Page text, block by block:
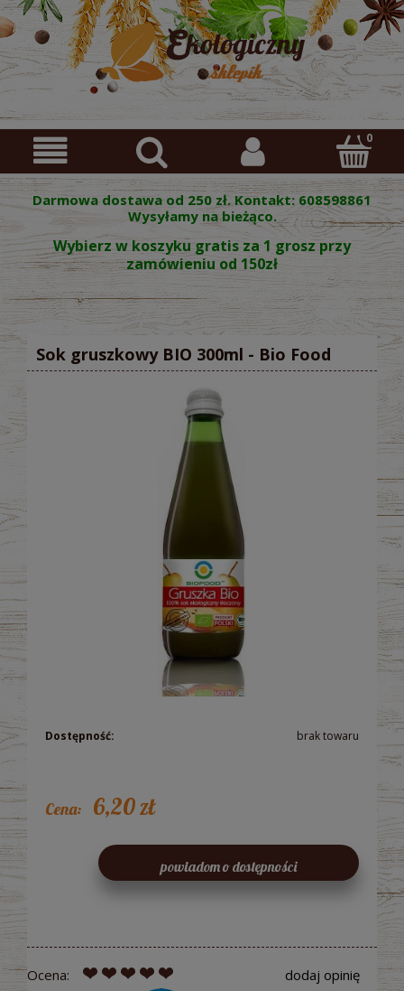
Darmowa dostawa od 250 zł. Kontakt: 608598861
Wysyłamy na bieżąco.
Wybierz w koszyku gratis za 1 grosz przy
zamówieniu od 150zł
Sok gruszkowy BIO 300ml - Bio Food
Dostępność: brak towaru
Cena: 6,20 zł
powiadom o dostępności
Ocena:
dodaj opinię